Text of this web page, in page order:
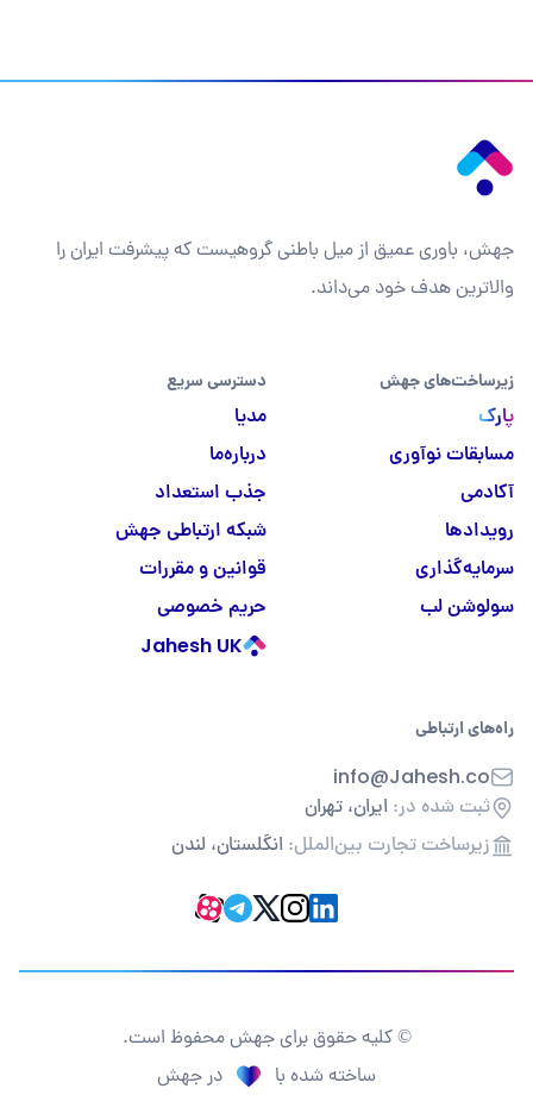
جهش، باوری عمیق از میل باطنی گروهیست که پیشرفت ایران را
والاترین هدف خود می‌داند.
زیرساخت‌های جهش
پارک
مسابقات نوآوری
آکادمی
رویدادها
سرمایه‌گذاری
سولوشن لب
دسترسی سریع
مدیا
درباره‌ما
جذب استعداد
شبکه ارتباطی جهش
قوانین و مقررات
حریم خصوصی
Jahesh UK
راه‌های ارتباطی
info@Jahesh.co
ثبت شده در: ایران، تهران
زیرساخت تجارت بین‌الملل: انگلستان، لندن
© کلیه حقوق برای جهش محفوظ است.
ساخته شده با
در جهش